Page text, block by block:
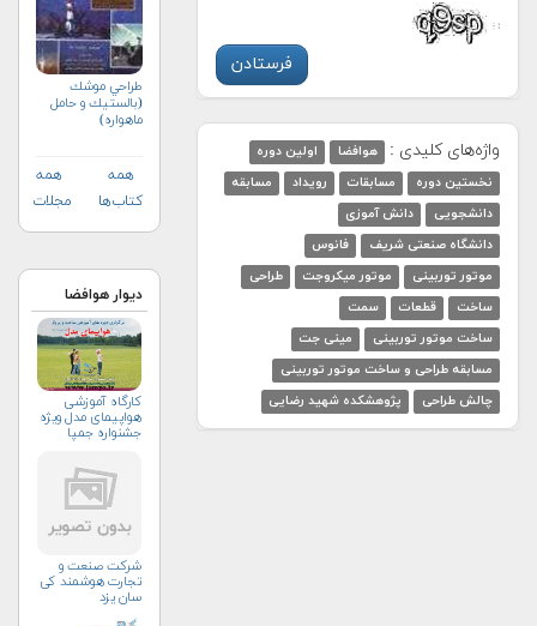
واژه‌های کلیدی : هوافضا
اولین دوره
نخستین دوره
مسابقات رویداد
مسابقه
دانشجویی
دانش آموزی
دانشگاه صنعتی شریف
فانوس
موتور توربینی
موتور میکروجت
طراحی
ساخت
قطعات
سمت
ساخت موتور توربینی
مینی جت
مسابقه طراحی و ساخت موتور توربینی
چالش طراحی
پژوهشکده شهید رضایی
طراحي موشك
(بالستيك و حامل
ماهواره)
همه
کتاب‌ها
همه
مجلات
دیوار هوافضا
کارگاه آموزشی
هواپیمای مدل ویژه
جشنواره جمپا
شرکت صنعت و
تجارت هوشمند کی
سان یزد